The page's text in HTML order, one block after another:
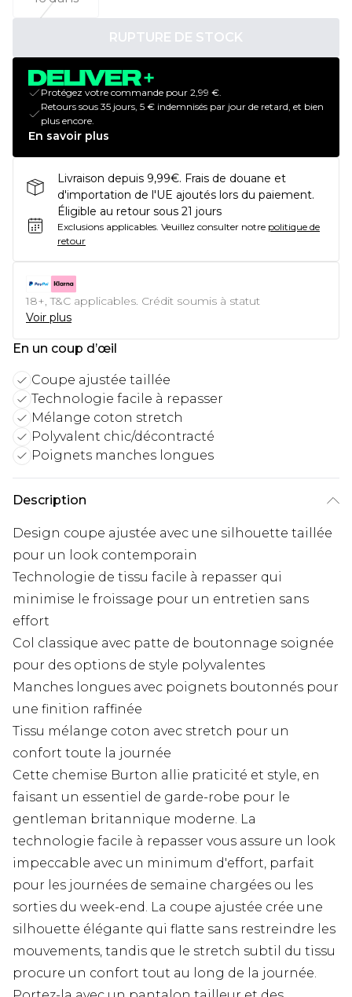
RUPTURE DE STOCK
Protégez votre commande pour 2,99 €.
Retours sous 35 jours, 5 € indemnisés par jour de retard, et bien
plus encore.
En savoir plus
Livraison depuis 9,99€. Frais de douane et
d'importation de l'UE ajoutés lors du paiement.
Éligible au retour sous 21 jours
Exclusions applicables. Veuillez consulter notre politique de
retour
18+, T&C applicables. Crédit soumis à statut
Voir plus
En un coup d’œil
Coupe ajustée taillée
Technologie facile à repasser
Mélange coton stretch
Polyvalent chic/décontracté
Poignets manches longues
Description
Design coupe ajustée avec une silhouette taillée
pour un look contemporain
Technologie de tissu facile à repasser qui
minimise le froissage pour un entretien sans
effort
Col classique avec patte de boutonnage soignée
pour des options de style polyvalentes
Manches longues avec poignets boutonnés pour
une finition raffinée
Tissu mélange coton avec stretch pour un
confort toute la journée
Cette chemise Burton allie praticité et style, en
faisant un essentiel de garde-robe pour le
gentleman britannique moderne. La
technologie facile à repasser vous assure un look
impeccable avec un minimum d'effort, parfait
pour les journées de semaine chargées ou les
sorties du week-end. La coupe ajustée crée une
silhouette élégante qui flatte sans restreindre les
mouvements, tandis que le stretch subtil du tissu
procure un confort tout au long de la journée.